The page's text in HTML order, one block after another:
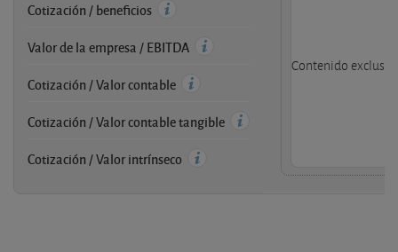
Contenido
Cotización / beneficios
Valor de la empresa / EBITDA
Cotización / Valor contable
Cotización / Valor contable tangible
Cotización / Valor intrínseco